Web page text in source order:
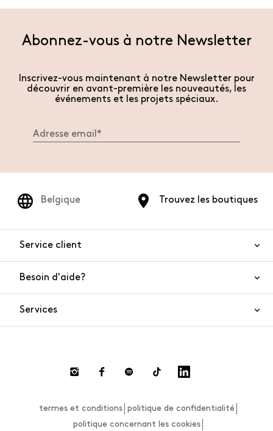
Abonnez-vous à notre Newsletter
Inscrivez-vous maintenant à notre Newsletter pour
découvrir en avant-première les nouveautés, les
événements et les projets spéciaux.
Trouvez les boutiques
Belgique
Service client
Besoin d'aide?
Paiement
Guide des tailles
Services
Smart Shopping
termes et conditions
politique de confidentialité
politique concernant les cookies